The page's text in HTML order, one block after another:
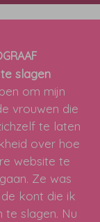
slagen
om mijn
vrouwen die
te laten
over hoe
website te
Ze was
kont die ik
te slagen. Nu